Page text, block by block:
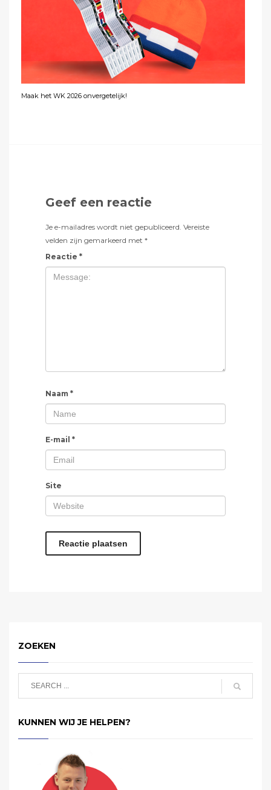
Maak het WK 2026 onvergetelijk!
Geef een reactie
Je e-mailadres wordt niet gepubliceerd. Vereiste
velden zijn gemarkeerd met *
Reactie *
Naam *
E-mail *
Site
ZOEKEN
KUNNEN WIJ JE HELPEN?